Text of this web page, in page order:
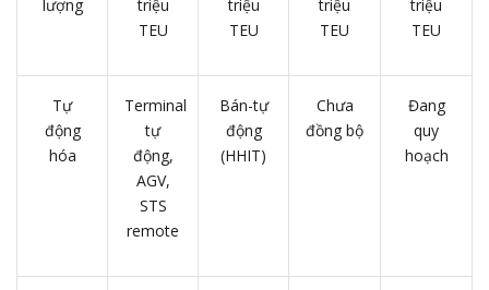
lượng
triệu
TEU
triệu
TEU
triệu
TEU
triệu
TEU
Tự
động
hóa
Terminal
tự
động,
AGV,
STS
remote
Bán-tự
động
(HHIT)
Chưa
đồng bộ
Đang
quy
hoạch